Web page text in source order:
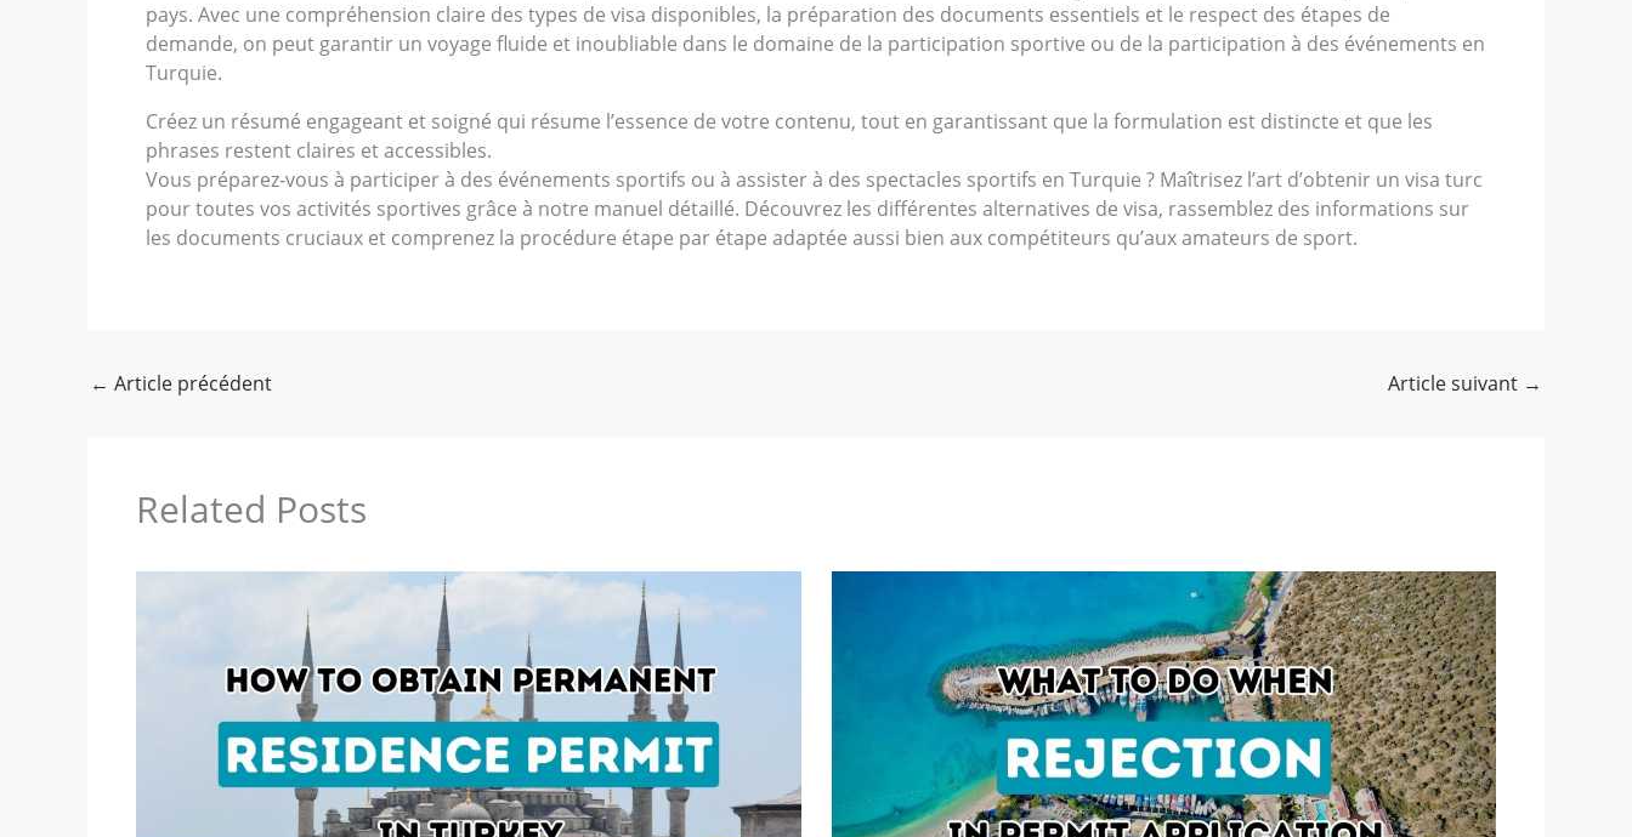
pays. Avec une compréhension claire des types de visa disponibles, la préparation des documents essentiels et le respect des étapes de
demande, on peut garantir un voyage fluide et inoubliable dans le domaine de la participation sportive ou de la participation à des événements en
Turquie.
Créez un résumé engageant et soigné qui résume l’essence de votre contenu, tout en garantissant que la formulation est distincte et que les
phrases restent claires et accessibles.
Vous préparez-vous à participer à des événements sportifs ou à assister à des spectacles sportifs en Turquie ? Maîtrisez l’art d’obtenir un visa turc
pour toutes vos activités sportives grâce à notre manuel détaillé. Découvrez les différentes alternatives de visa, rassemblez des informations sur
les documents cruciaux et comprenez la procédure étape par étape adaptée aussi bien aux compétiteurs qu’aux amateurs de sport.
← Article précédent Article suivant →
Related Posts